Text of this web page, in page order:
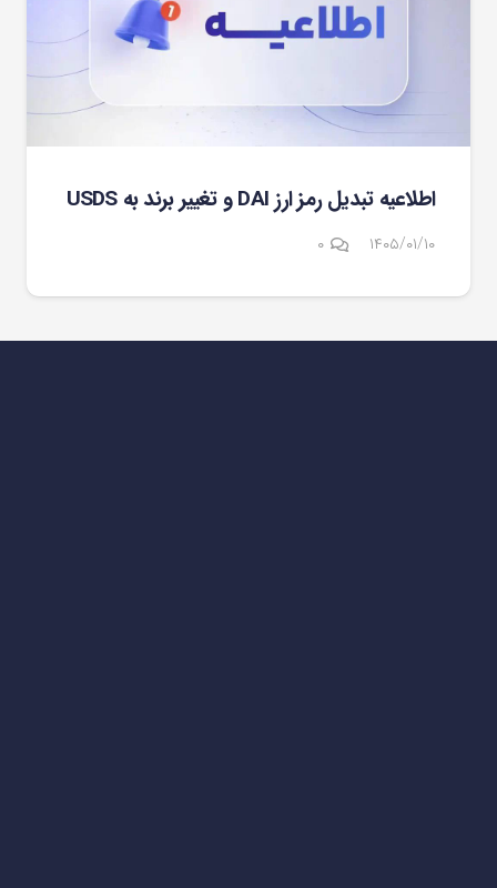
اطلاعیه تبدیل رمز ارز DAI و تغییر برند به USDS
۱۴۰۵/۰۱/۱۰ ۰